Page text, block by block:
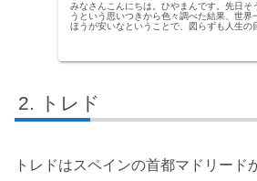
みなさんこんにちは。ひやまんです。先日そ
うという思いつきから色々調べた結果、世界
ほうが安いなということで、図らずも人生の
界一周を達成してしまいました。18日間と
トレド
トレドはスペインの首都マドリード